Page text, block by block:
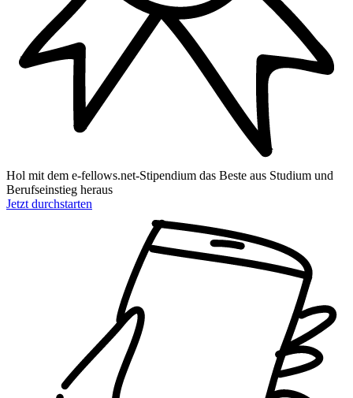
Hol mit dem e‑fellows.net-Stipendium das Beste aus Studium und
Berufseinstieg heraus
Jetzt durchstarten